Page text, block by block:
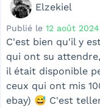
Elzekiel
Publié le 12 août
C'est bien qu'il y
qui ont su
il était disponible
ceux qui ont mis
ebay) 😅 C'est